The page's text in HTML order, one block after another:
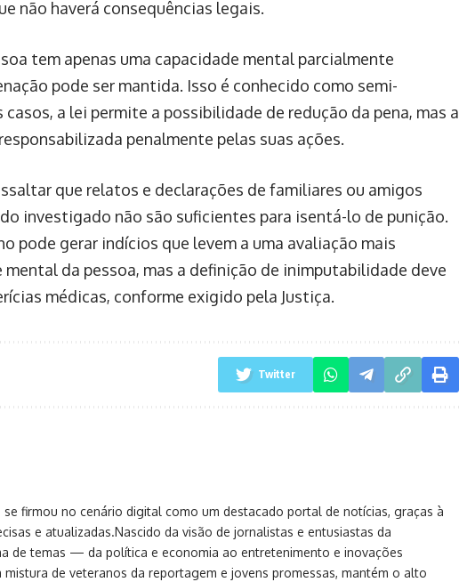
não haverá consequências legais.
tem apenas uma capacidade mental parcialmente
pode ser mantida. Isso é conhecido como semi-
a lei permite a possibilidade de redução da pena, mas a
penalmente pelas suas ações.
que relatos e declarações de familiares ou amigos
investigado não são suficientes para isentá-lo de punição.
pode gerar indícios que levem a uma avaliação mais
mental da pessoa, mas a definição de inimputabilidade deve
médicas, conforme exigido pela Justiça.
Twitter
se firmou no cenário digital como um destacado portal de notícias, graças à
e atualizadas.Nascido da visão de jornalistas e entusiastas da
de temas — da política e economia ao entretenimento e inovações
de veteranos da reportagem e jovens promessas, mantém o alto